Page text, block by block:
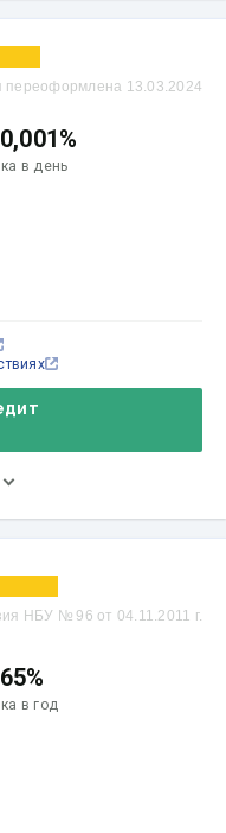
переоформлена 13.03.2024
0,001%
в день
НБУ № 96 от 04.11.2011 г.
65%
в год